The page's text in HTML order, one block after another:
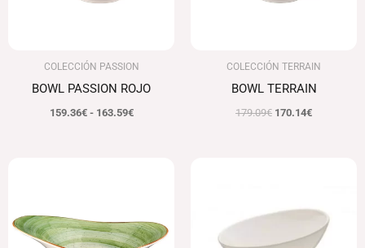
COLECCIÓN PASSION
BOWL PASSION ROJO
159.36€ - 163.59€
COLECCIÓN TERRAIN
BOWL TERRAIN
179.09€ 170.14€
233.22€.221.56€.